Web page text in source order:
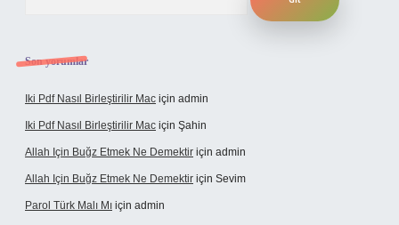
Son yorumlar
Iki Pdf Nasıl Birleştirilir Mac için admin
Iki Pdf Nasıl Birleştirilir Mac için Şahin
Allah Için Buğz Etmek Ne Demektir için admin
Allah Için Buğz Etmek Ne Demektir için Sevim
Parol Türk Malı Mı için admin